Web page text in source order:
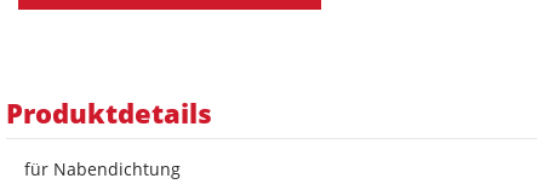
Produktdetails
für Nabendichtung